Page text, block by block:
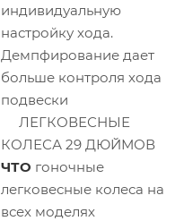
индивидуальную
настройку хода.
Демпфирование дает
больше контроля хода
подвески
ЛЕГКОВЕСНЫЕ
КОЛЕСА 29 ДЮЙМОВ
ЧТО гоночные
легковесные колеса на
всех моделях